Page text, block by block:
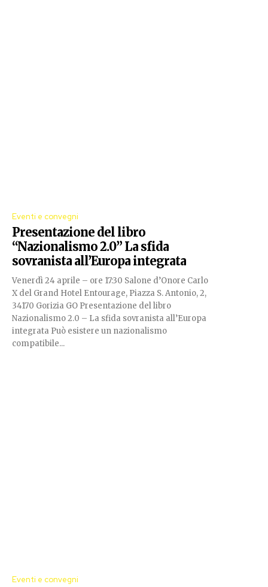
Eventi e convegni
Presentazione del libro
“Nazionalismo 2.0” La sfida
sovranista all’Europa integrata
Venerdì 24 aprile – ore 17:30 Salone d’Onore Carlo
X del Grand Hotel Entourage, Piazza S. Antonio, 2,
34170 Gorizia GO Presentazione del libro
Nazionalismo 2.0 – La sfida sovranista all’Europa
integrata Può esistere un nazionalismo
compatibile...
Eventi e convegni